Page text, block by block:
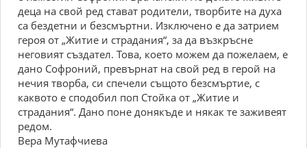
деца на свой ред стават родители, творбите на духа
са бездетни и безсмъртни. Изключено е да затрием
героя от „Житие и страдания“, за да възкръсне
неговият създател. Това, което можем да пожелаем, е
дано Софроний, превърнат на свой ред в герой на
нечия творба, си спечели същото безсмъртие, с
каквото е сподобил поп Стойка от „Житие и
страдания“. Дано поне донякъде и някак те заживеят
редом.
Вера Мутафчиева